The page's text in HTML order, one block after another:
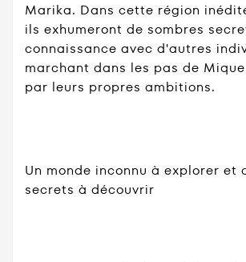
Marika. Dans cette région
ils exhumeront de sombres
connaissance avec d'autres
marchant dans les pas de
par leurs propres ambitions.
Un monde inconnu à explorer et
secrets à découvrir